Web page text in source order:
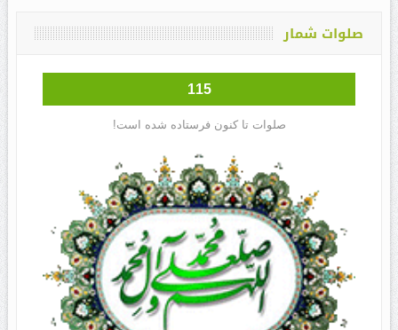
صلوات شمار
115
صلوات تا کنون فرستاده شده است!